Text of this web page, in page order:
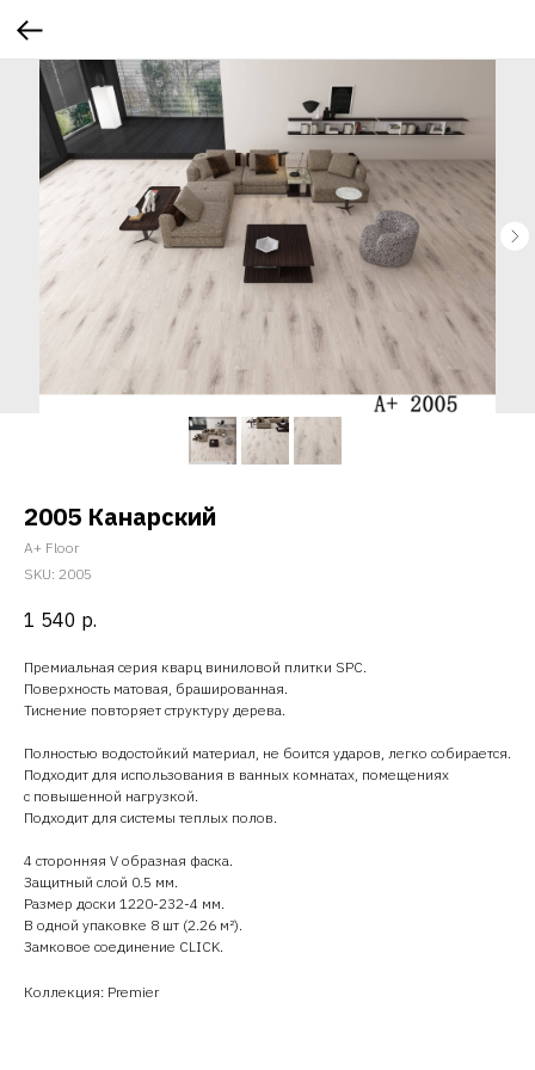
2005 Канарский
A+ Floor
SKU: 2005
1 540 р.
Премиальная серия кварц виниловой плитки SPC.
Поверхность матовая, брашированная.
Тиснение повторяет структуру дерева.
Полностью водостойкий материал, не боится ударов, легко собирается.
Подходит для использования в ванных комнатах, помещениях
с повышенной нагрузкой.
Подходит для системы теплых полов.
4 сторонняя V образная фаска.
Защитный слой 0.5 мм.
Размер доски 1220-232-4 мм.
В одной упаковке 8 шт (2.26 м²).
Замковое соединение CLICK.
Коллекция: Premier